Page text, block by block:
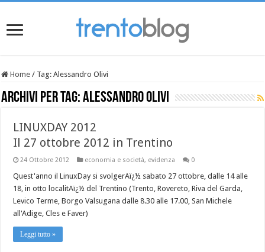
Home / Tag:Alessandro Olivi
Archivi per tag:Alessandro Olivi
LINUXDAY 2012
Il 27 ottobre 2012 in Trentino
24 Ottobre 2012 economia e società, evidenza 0
Quest'anno il LinuxDay si svolgerAï¿½ sabato 27 ottobre, dalle 14 alle
18, in otto localitAï¿½ del Trentino (Trento, Rovereto, Riva del Garda,
Levico Terme, Borgo Valsugana dalle 8.30 alle 17.00, San Michele
all'Adige, Cles e Faver)
Leggi tutto »